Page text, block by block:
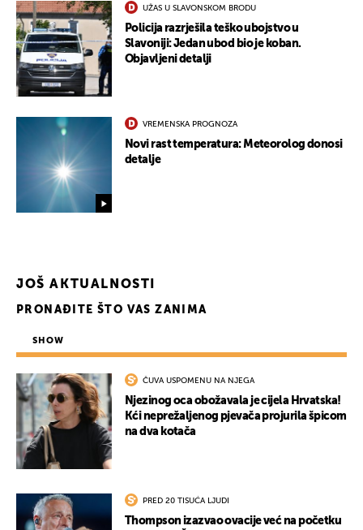
UŽAS U SLAVONSKOM BRODU
Policija razrješila teško ubojstvo u
Slavoniji: Jedan ubod bio je koban.
Objavljeni detalji
VREMENSKA PROGNOZA
Novi rast temperatura: Meteorolog donosi
detalje
JOŠ AKTUALNOSTI
PRONAĐITE ŠTO VAS ZANIMA
SHOW
ČUVA USPOMENU NA NJEGA
Njezinog oca obožavala je cijela Hrvatska!
Kći neprežaljenog pjevača projurila špicom
na dva kotača
PRED 20 TISUĆA LJUDI
Thompson izazvao ovacije već na početku